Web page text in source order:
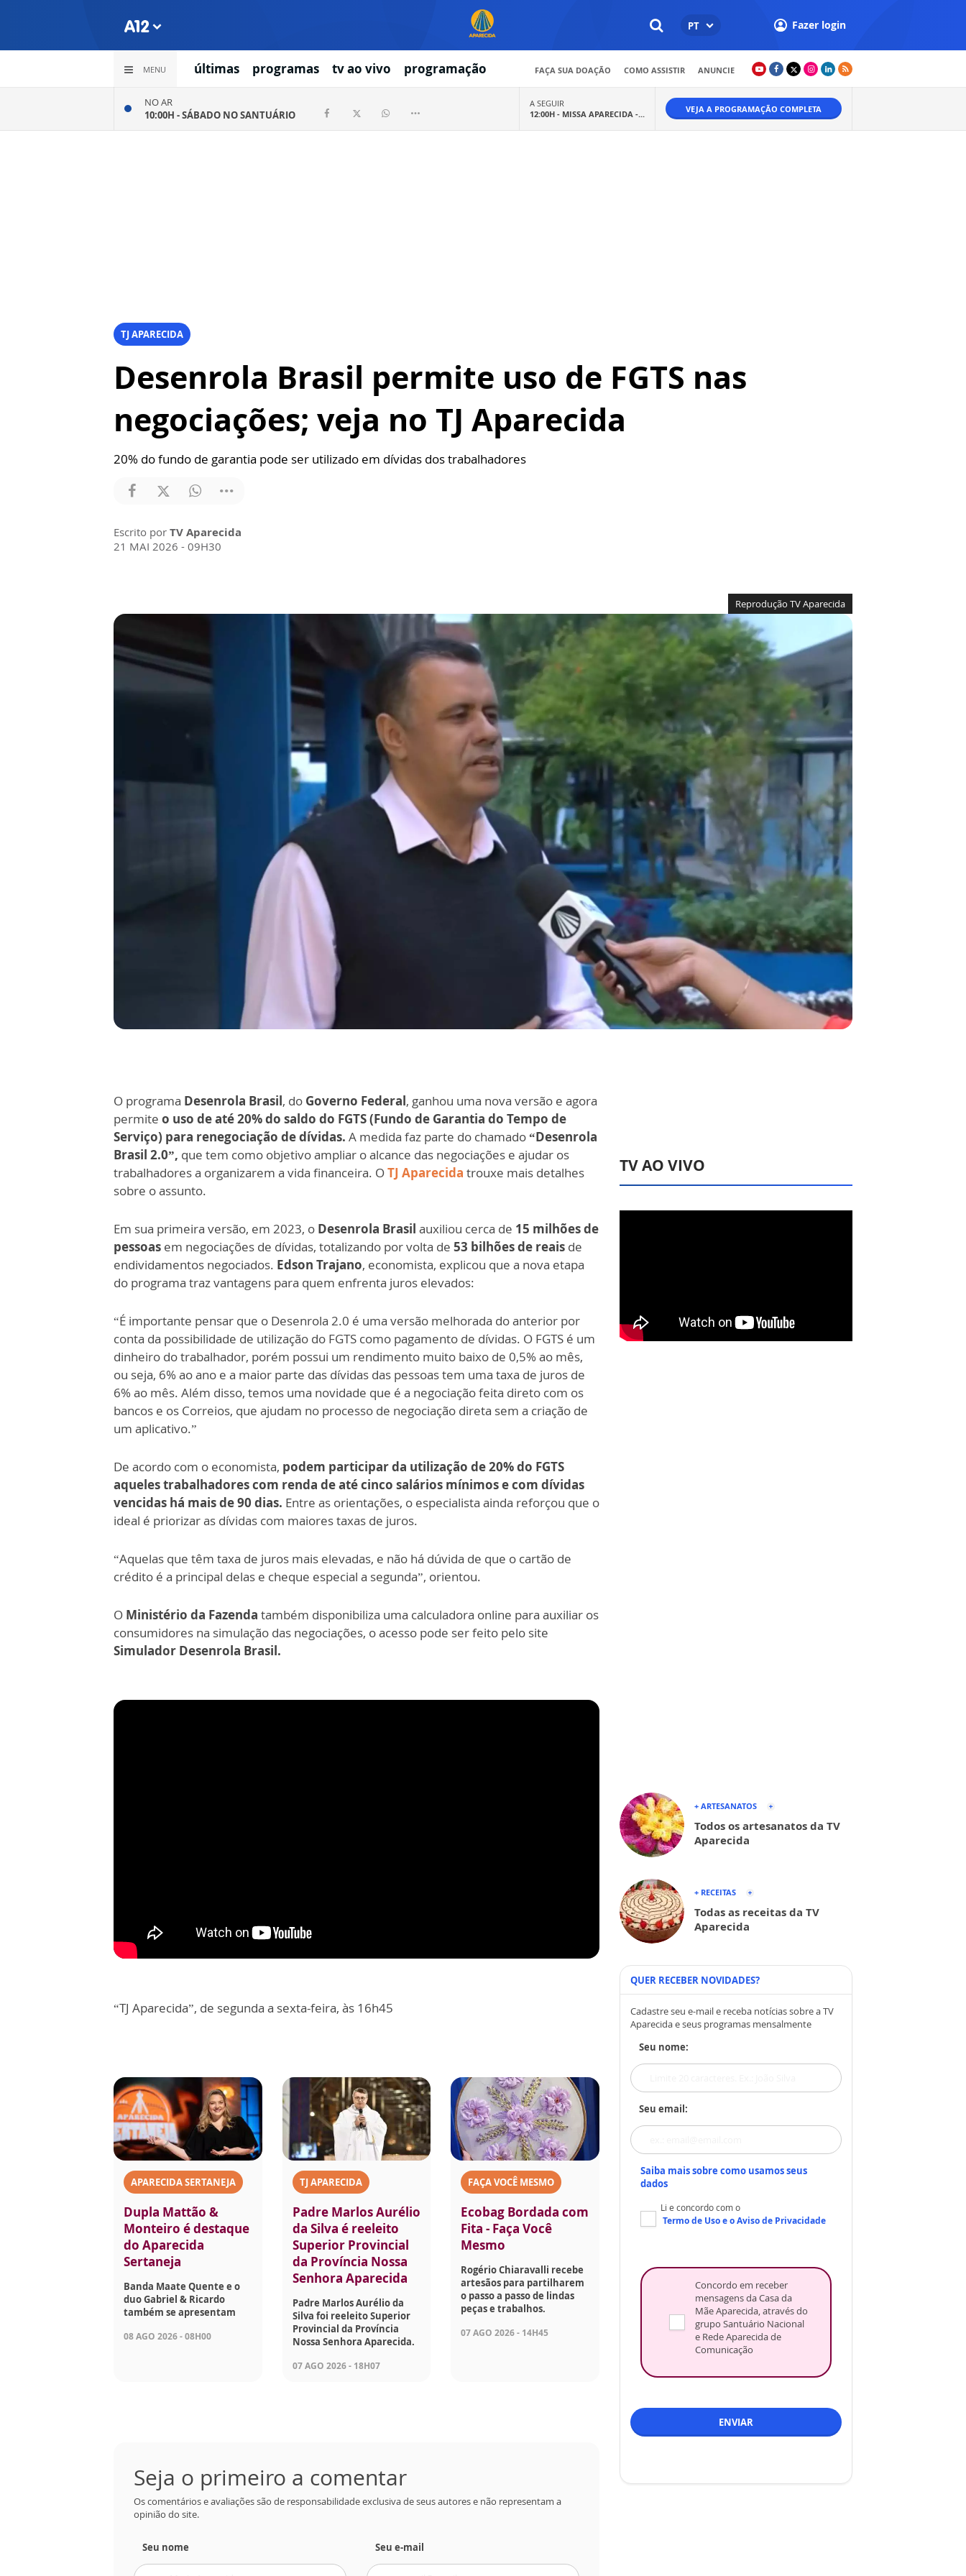
PT Fazer login
MENU últimas programas tv ao vivo programação FAÇA SUA DOAÇÃO COMO ASSISTIR ANUNCIE
NO AR
10:00H -SÁBADO NO SANTUÁRIO
A SEGUIR
12:00H - MISSA APARECIDA -... VEJA A PROGRAMAÇÃO COMPLETA
TJ APARECIDA
Desenrola Brasil permite uso de FGTS nas
negociações; veja no TJ Aparecida
20% do fundo de garantia pode ser utilizado em dívidas dos trabalhadores
Escrito por TV Aparecida
21 MAI 2026 - 09H30
Reprodução TV Aparecida
O programa Desenrola Brasil, do Governo Federal, ganhou uma nova versão e agora
permite o uso de até 20% do saldo do FGTS (Fundo de Garantia do Tempo de
Serviço) para renegociação de dívidas. A medida faz parte do chamado“Desenrola
Brasil 2.0”, que tem como objetivo ampliar o alcance das negociações e ajudar os
trabalhadores a organizarem a vida financeira. OTJ Aparecida trouxe mais detalhes
sobre o assunto.
Em sua primeira versão, em 2023, o Desenrola Brasil auxiliou cerca de 15 milhões de
pessoas em negociações de dívidas, totalizando por volta de 53 bilhões de reais de
endividamentos negociados. Edson Trajano, economista, explicou que a nova etapa
do programa traz vantagens para quem enfrenta juros elevados:
“É importante pensar que o Desenrola 2.0 é uma versão melhorada do anterior por
conta da possibilidade de utilização do FGTS como pagamento de dívidas. O FGTS é um
dinheiro do trabalhador, porém possui um rendimento muito baixo de 0,5% ao mês,
ou seja, 6% ao ano e a maior parte das dívidas das pessoas tem uma taxa de juros de
6% ao mês. Além disso, temos uma novidade que é a negociação feita direto com os
bancos e os Correios, que ajudam no processo de negociação direta sem a criação de
um aplicativo.”
De acordo com o economista, podem participar da utilização de 20% do FGTS
aqueles trabalhadores com renda de até cinco salários mínimos e com dívidas
vencidas há mais de 90 dias. Entre as orientações, o especialista ainda reforçou que o
ideal é priorizar as dívidas com maiores taxas de juros.
“Aquelas que têm taxa de juros mais elevadas, e não há dúvida de que o cartão de
crédito é a principal delas e cheque especial a segunda”, orientou.
O Ministério da Fazenda também disponibiliza uma calculadora online para auxiliar os
consumidores na simulação das negociações, o acesso pode ser feito pelo site
Simulador Desenrola Brasil.
“TJ Aparecida”, de segunda a sexta-feira, às 16h45
APARECIDA SERTANEJA
Dupla Mattão &
Monteiro é destaque
do Aparecida
Sertaneja
Banda Maate Quente e o
duo Gabriel & Ricardo
também se apresentam
08 AGO 2026 - 08H00
TJ APARECIDA
Padre Marlos Aurélio
da Silva é reeleito
Superior Provincial
da Província Nossa
Senhora Aparecida
Padre Marlos Aurélio da
Silva foi reeleito Superior
Provincial da Província
Nossa Senhora Aparecida.
07 AGO 2026 - 18H07
FAÇA VOCÊ MESMO
Ecobag Bordada com
Fita - Faça Você
Mesmo
Rogério Chiaravalli recebe
artesãos para partilharem
o passo a passo de lindas
peças e trabalhos.
07 AGO 2026 - 14H45
Seja o primeiro a comentar
Os comentários e avaliações são de responsabilidade exclusiva de seus autores e não representam a
opinião do site.
Seu nome Seu e-mail
TV AO VIVO
+ ARTESANATOS
Todos os artesanatos da TV
Aparecida
+ RECEITAS
Todas as receitas da TV
Aparecida
QUER RECEBER NOVIDADES?
Cadastre seu e-mail e receba notícias sobre a TV
Aparecida e seus programas mensalmente
Seu nome:
Seu email:
Saiba mais sobre como usamos seus
dados
Li e concordo com o
Termo de Usoe oAviso de Privacidade
Concordo em receber
mensagens da Casa da
Mãe Aparecida, através do
grupo Santuário Nacional
e Rede Aparecida de
Comunicação
ENVIAR